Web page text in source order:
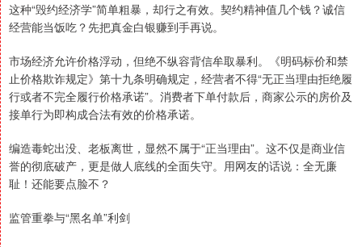
这种“毁约经济学”简单粗暴，却行之有效。契约精神值几个钱？诚信
经营能当饭吃？先把真金白银赚到手再说。
市场经济允许价格浮动，但绝不纵容背信牟取暴利。《明码标价和禁
止价格欺诈规定》第十九条明确规定，经营者不得“无正当理由拒绝履
行或者不完全履行价格承诺”。消费者下单付款后，商家公示的房价及
接单行为即构成合法有效的价格承诺。
编造毒蛇出没、老板离世，显然不属于“正当理由”。这不仅是商业信
誉的彻底破产，更是做人底线的全面失守。用网友的话说：全无廉
耻！还能要点脸不？
监管重拳与“黑名单”利剑